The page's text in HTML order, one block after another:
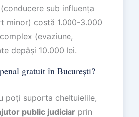
sub influența
minor) costă 1.000-3.000
(evaziune,
depăși 10.000 lei.
gratuit în București?
poți suporta cheltuielile,
public judiciar prin